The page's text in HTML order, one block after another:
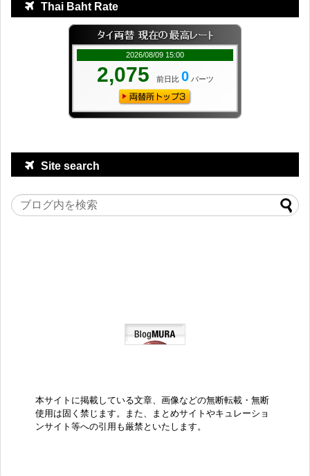
Thai Baht Rate
Site search
本サイトに掲載している文章、画像などの無断転載・無断
使用は固く禁じます。また、まとめサイトやキュレーショ
ンサイト等への引用も厳禁といたします。